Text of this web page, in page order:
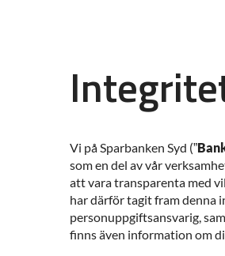
Vi på Sparbanken Syd (”
som en del av vår
att vara transparenta med
har därför tagit fram denna
personuppgiftsansvarig,
finns även information om